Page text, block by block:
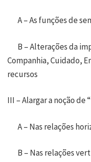
A – As funções de
B – Alterações da
Companhia, Cuidado,
recursos
III – Alargar a noção de
A – Nas relações
B – Nas relações